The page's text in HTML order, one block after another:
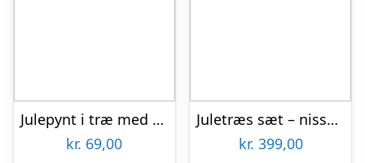
Julepynt i træ med 2 rensdyr
kr. 69,00
Juletræs sæt – nisser og juletræ med stjerne
kr. 399,00